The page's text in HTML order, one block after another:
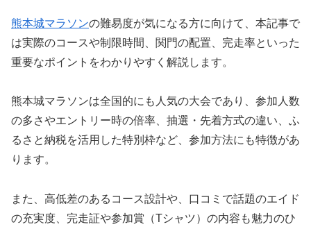
熊本城マラソンの難易度が気になる方に向けて、本記事で
は実際のコースや制限時間、関門の配置、完走率といった
重要なポイントをわかりやすく解説します。
熊本城マラソンは全国的にも人気の大会であり、参加人数
の多さやエントリー時の倍率、抽選・先着方式の違い、ふ
るさと納税を活用した特別枠など、参加方法にも特徴があ
ります。
また、高低差のあるコース設計や、口コミで話題のエイド
の充実度、完走証や参加賞（Tシャツ）の内容も魅力のひ